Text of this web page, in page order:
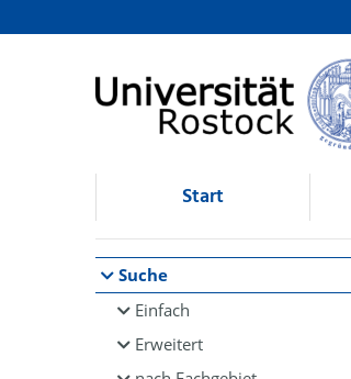
Browsen
direkt zum Inhalt
Start
Suche
Einfach
Erweitert